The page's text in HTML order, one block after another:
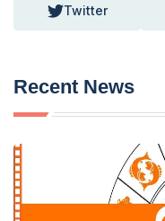
Twitter
Recent News